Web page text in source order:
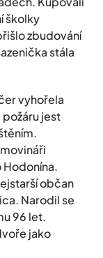
školky
zbudování
stála
vyhořela
požáru jest
Hodonína.
občan
Narodil se
96 let.
jako